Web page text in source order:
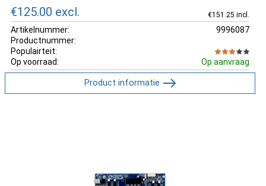
€125.00 excl. €151.25 incl.
Artikelnummer:
9996087
Productnummer:
Populairteit:
Op voorraad:
Op aanvraag
Product informatie